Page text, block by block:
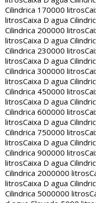
Cilindrica 170000 litros
litrosCaixa D agua
Cilindrica 200000 litros
litrosCaixa D agua
Cilindrica 230000 litros
litrosCaixa D agua
Cilindrica 300000 litros
litrosCaixa D agua
Cilindrica 450000 litros
litrosCaixa D agua
Cilindrica 600000 litros
litrosCaixa D agua
Cilindrica 750000 litros
litrosCaixa D agua
Cilindrica 900000 litros
litrosCaixa D agua
Cilindrica 2000000 litros
litrosCaixa D agua
Cilindrica 5000000 litros